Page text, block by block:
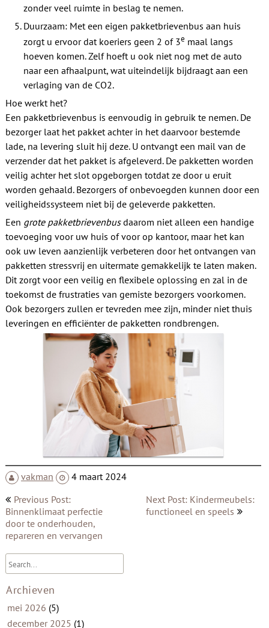
zonder veel ruimte in beslag te nemen.
Duurzaam: Met een eigen pakketbrievenbus aan huis
zorgt u ervoor dat koeriers geen 2 of 3e maal langs
hoeven komen. Zelf hoeft u ook niet nog met de auto
naar een afhaalpunt, wat uiteindelijk bijdraagt aan een
verlaging van de CO2.
Hoe werkt het?
Een pakketbrievenbus is eenvoudig in gebruik te nemen. De
bezorger laat het pakket achter in het daarvoor bestemde
lade, na levering sluit hij deze. U ontvangt een mail van de
verzender dat het pakket is afgeleverd. De pakketten worden
veilig achter het slot opgeborgen totdat ze door u eruit
worden gehaald. Bezorgers of onbevoegden kunnen door een
veiligheidssysteem niet bij de geleverde pakketten.
Een grote pakketbrievenbusdaarom niet alleen een handige
toevoeging voor uw huis of voor op kantoor, maar het kan
ook uw leven aanzienlijk verbeteren door het ontvangen van
pakketten stressvrij en uitermate gemakkelijk te laten maken.
Dit zorgt voor een veilig en flexibele oplossing en zal in de
toekomst de frustraties van gemiste bezorgers voorkomen.
Ook bezorgers zullen er tevreden mee zijn, minder niet thuis
leveringen en efficiënter de pakketten rondbrengen.
vakman 4 maart 2024
Bericht
navigatie
Previous Post:
Binnenklimaat perfectie
door te onderhouden,
repareren en vervangen
Next Post: Kindermeubels:
functioneel en speels
Archieven
mei 2026 (5)
december 2025 (1)